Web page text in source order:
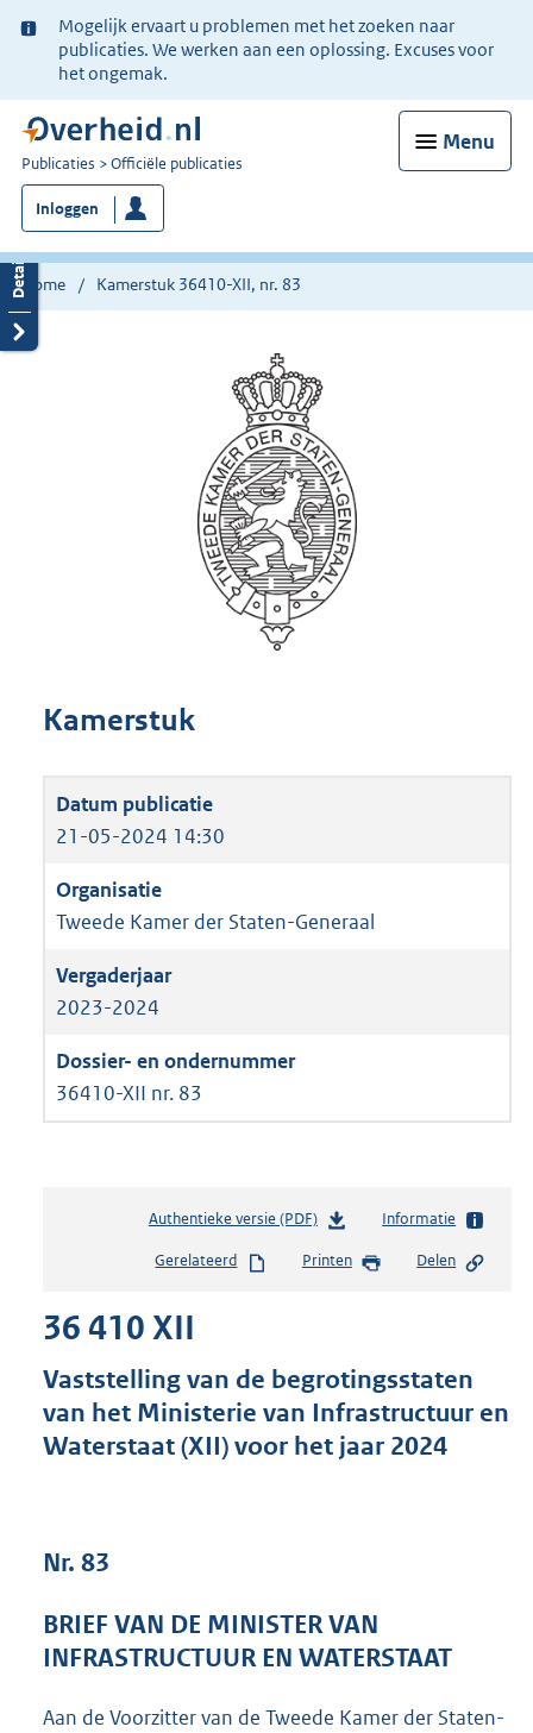
Ter
informatie:
Mogelijk ervaart u problemen met het zoeken naar
publicaties. We werken aan een oplossing. Excuses voor
het ongemak.
Menu
U
bent
nu
hier:
Publicaties Officiële publicaties
Inloggen
Home Kamerstuk 36410-XII, nr. 83
Kamerstuk
21-05-2024 14:30
Tweede Kamer der Staten-Generaal
2023-2024
36410-XII nr. 83
Authentieke versie (PDF)b
s
s
g
r
5
K
Informatie
Gerelateerd Printen Delen
36 410 XII
Vaststelling van de begrotingsstaten
van het Ministerie van Infrastructuur en
Waterstaat (XII) voor het jaar 2024
Nr. 83
BRIEF VAN DE MINISTER VAN
INFRASTRUCTUUR EN WATERSTAAT
Aan de Voorzitter van de Tweede Kamer der Staten-